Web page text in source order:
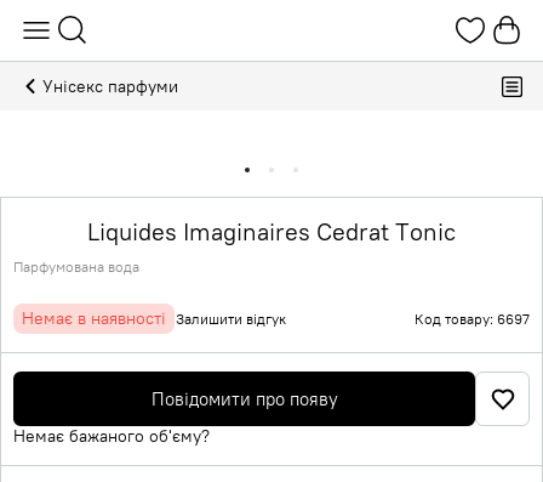
Унісекс парфуми
Liquides Imaginaires Cedrat Tonic
Парфумована вода
Немає в наявності Залишити відгук Код товару: 6697
Повідомити про появу
Немає бажаного об'єму?